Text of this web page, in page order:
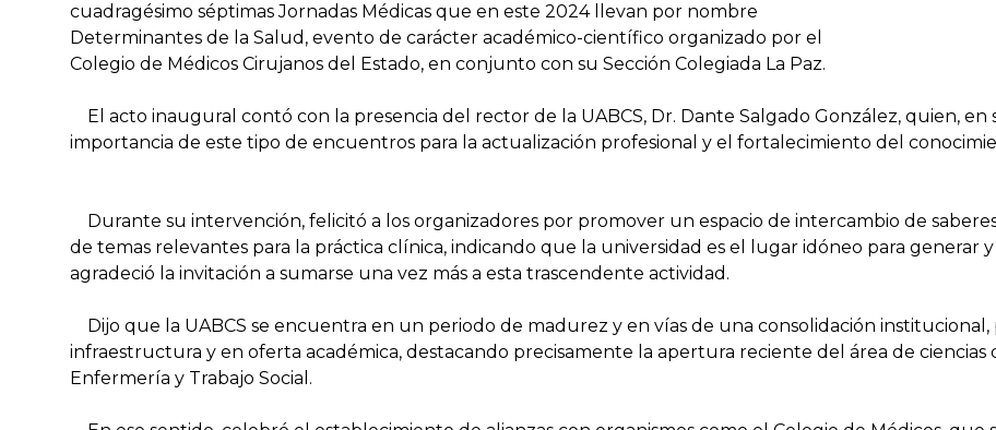
cuadragésimo séptimas Jornadas Médicas que en este 2024 llevan por nombre
Determinantes de la Salud, evento de carácter académico-científico organizado por el
Colegio de Médicos Cirujanos del Estado, en conjunto con su Sección Colegiada La Paz.
El acto inaugural contó con la presencia del rector de la UABCS, Dr. Dante Salgado González, quien,
importancia de este tipo de encuentros para la actualización profesional y el fortalecimiento del
Durante su intervención, felicitó a los organizadores por promover un espacio de intercambio de
de temas relevantes para la práctica clínica, indicando que la universidad es el lugar idóneo para generar
agradeció la invitación a sumarse una vez más a esta trascendente actividad.
Dijo que la UABCS se encuentra en un periodo de madurez y en vías de una consolidación
infraestructura y en oferta académica, destacando precisamente la apertura reciente del área de ciencias
Enfermería y Trabajo Social.